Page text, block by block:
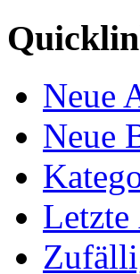
Neue
Neue
Letzte